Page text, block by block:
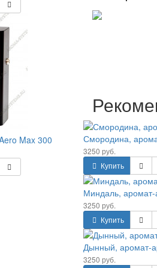
Max 300 Смородина,
3250 руб.
Купить
Миндаль, аромат-
3250 руб.
Купить
Дынный, аромат-
3250 руб.